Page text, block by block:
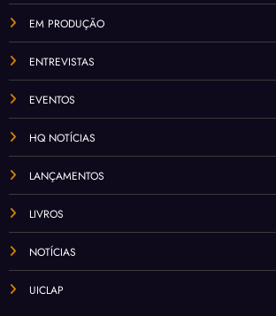
EM PRODUÇÃO
ENTREVISTAS
EVENTOS
HQ NOTÍCIAS
LANÇAMENTOS
LIVROS
NOTÍCIAS
UICLAP